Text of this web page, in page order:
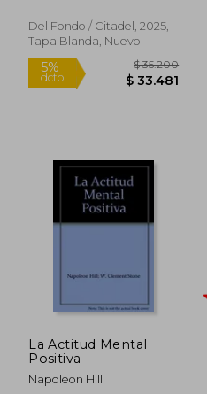
Del Fondo / Citadel, 2025,
Tapa Blanda, Nuevo
La Actitud Mental
Positiva
Napoleon Hill